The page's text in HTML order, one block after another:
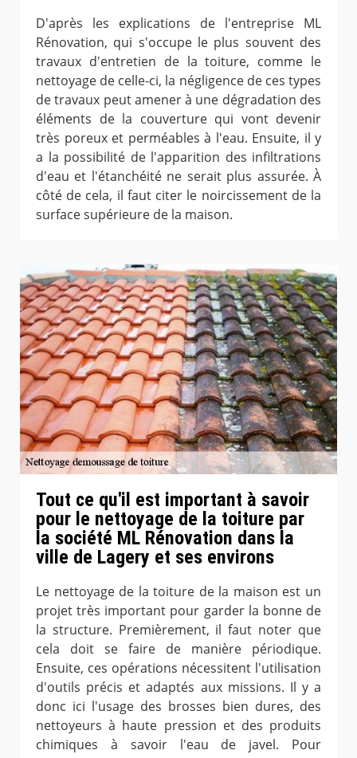
D'après les explications de l'entreprise ML
Rénovation, qui s'occupe le plus souvent des
travaux d'entretien de la toiture, comme le
nettoyage de celle-ci, la négligence de ces types
de travaux peut amener à une dégradation des
éléments de la couverture qui vont devenir
très poreux et perméables à l'eau. Ensuite, il y
a la possibilité de l'apparition des infiltrations
d'eau et l'étanchéité ne serait plus assurée. À
côté de cela, il faut citer le noircissement de la
surface supérieure de la maison.
Tout ce qu'il est important à savoir
pour le nettoyage de la toiture par
la société ML Rénovation dans la
ville de Lagery et ses environs
Le nettoyage de la toiture de la maison est un
projet très important pour garder la bonne de
la structure. Premièrement, il faut noter que
cela doit se faire de manière périodique.
Ensuite, ces opérations nécessitent l'utilisation
d'outils précis et adaptés aux missions. Il y a
donc ici l'usage des brosses bien dures, des
nettoyeurs à haute pression et des produits
chimiques à savoir l'eau de javel. Pour